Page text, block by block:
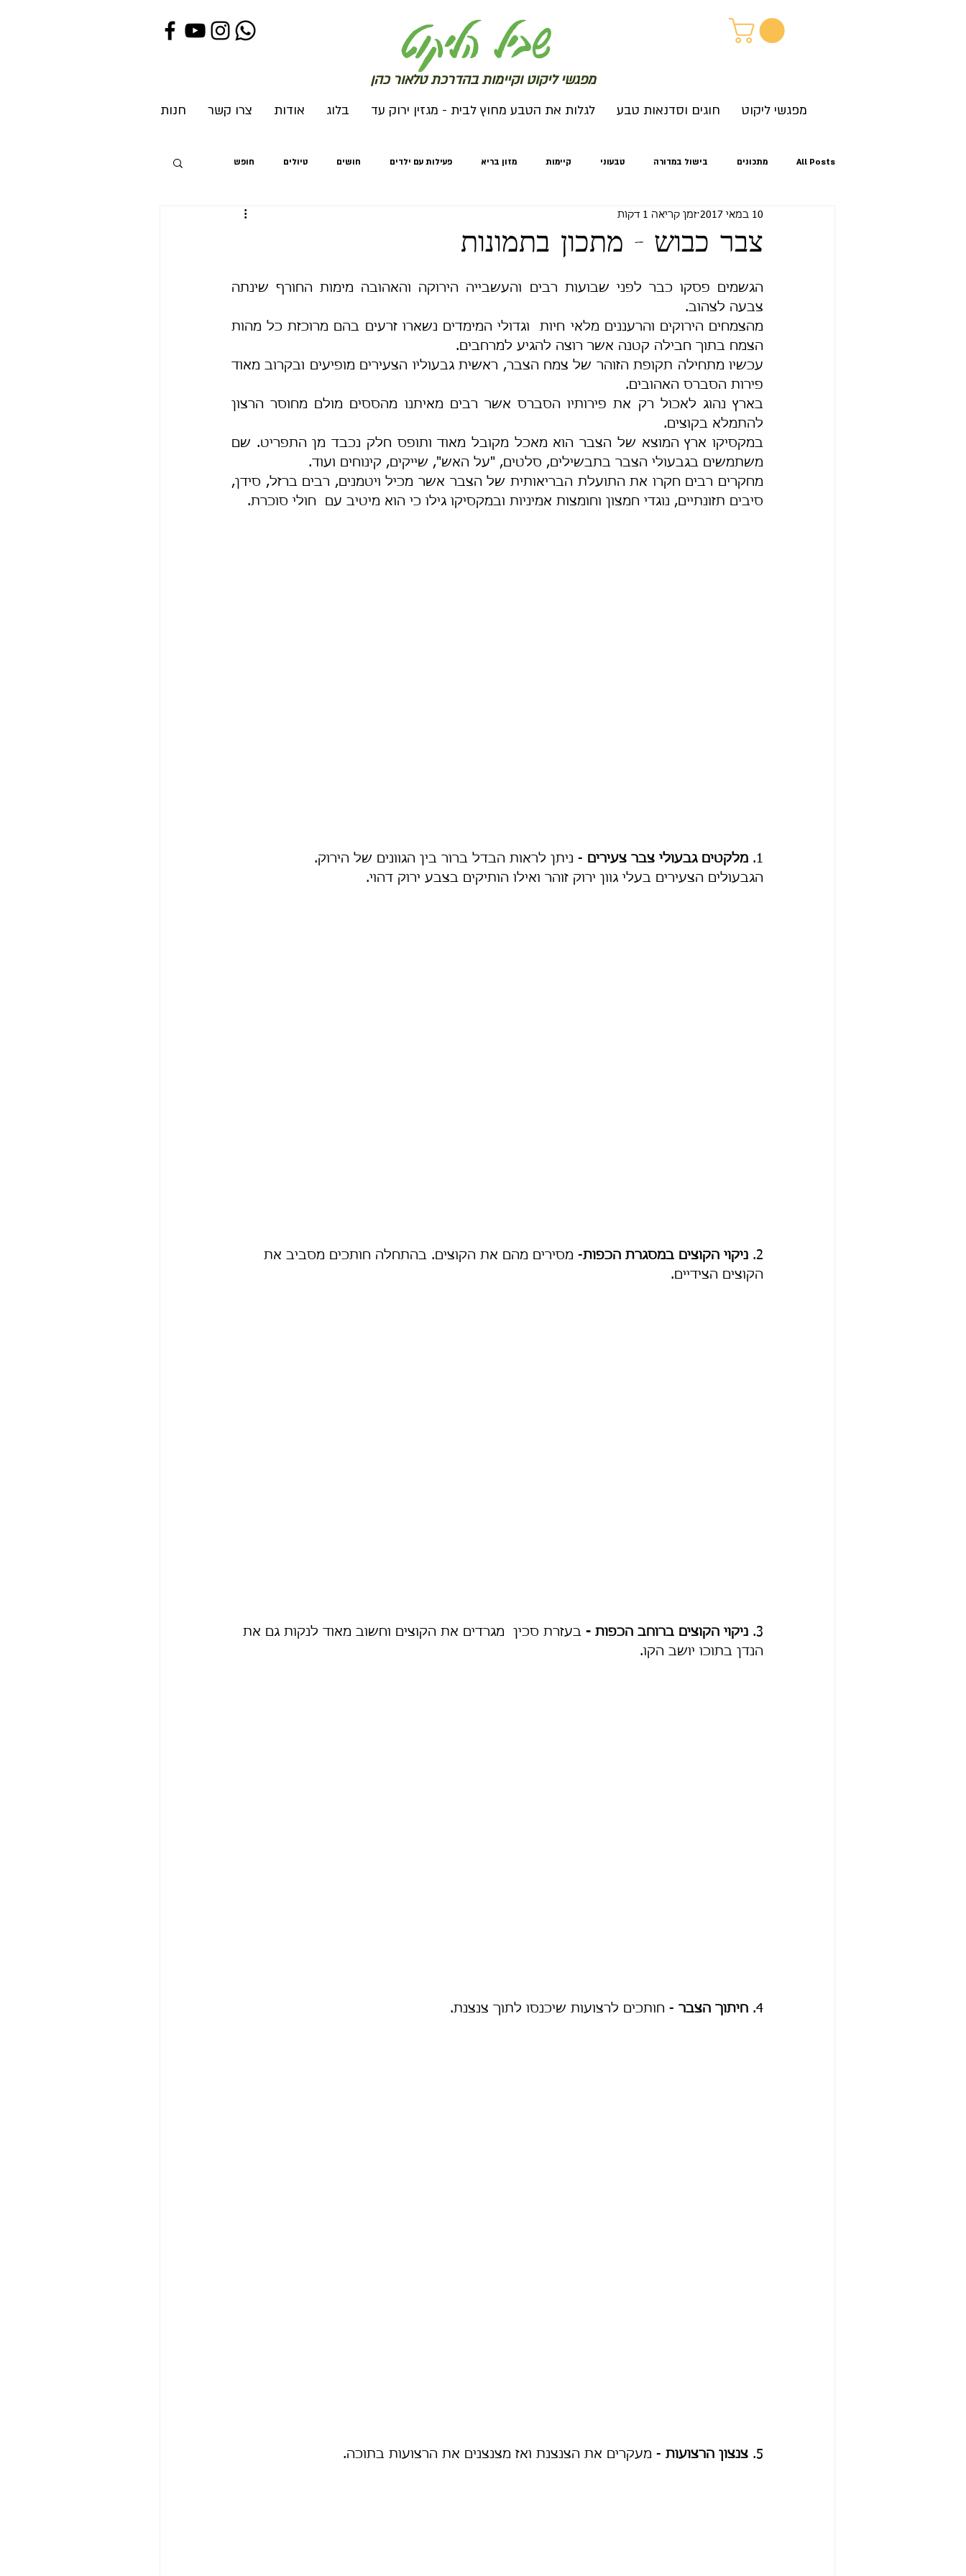
שביל הליקוט
מפגשי ליקוט וקיימות בהדרכת טלאור כהן
מפגשי ליקוט חוגים וסדנאות טבע לגלות את הטבע מחוץ לבית - מגזין ירוק עד בלוג אודות צרו קשר חנות
All Posts מתכונים בישול במדורה טבעוני קיימות מזון בריא פעילות עם ילדים חושים טיולים חופש
אביב סתיו זיהוי צמחים
צבר כבוש - מתכון בתמונות
10 במאי 2017 זמן קריאה 1 דקות
צבעה לצהוב.
הצמח בתוך חבילה קטנה אשר רוצה להגיע למרחבים.
פירות הסברס האהובים.
להתמלא בקוצים.
משתמשים בגבעולי הצבר בתבשילים, סלטים, "על האש", שייקים, קינוחים ועוד.
סיבים תזונתיים, נוגדי חמצון וחומצות אמיניות ובמקסיקו גילו כי הוא מיטיב עם  חולי סוכרת.
1. מלקטים גבעולי צבר צעירים - ניתן לראות הבדל ברור בין הגוונים של הירוק.
הגבעולים הצעירים בעלי גוון ירוק זוהר ואילו הותיקים בצבע ירוק דהוי.
​2. ניקוי הקוצים במסגרת הכפות- מסירים מהם את הקוצים. בהתחלה חותכים מסביב את
הקוצים הצידיים.
3. ניקוי הקוצים ברוחב הכפות - בעזרת סכין  מגרדים את הקוצים וחשוב מאוד לנקות גם את
הנדן בתוכו יושב הקו.
4. חיתוך הצבר - חותכים לרצועות שיכנסו לתוך צנצנת.
5. צנצון הרצועות - מעקרים את הצנצנת ואז מצנצנים את הרצועות בתוכה.